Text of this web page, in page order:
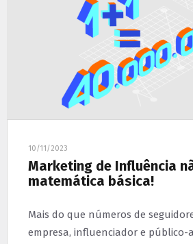
10/11/2023
Marketing de Influência
matemática básica!
Mais do que números de
empresa, influenciador e público-